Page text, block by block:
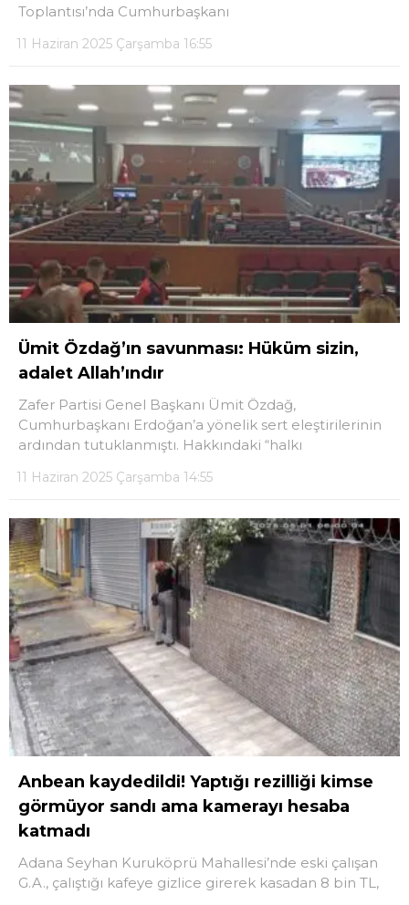
Toplantısı’nda Cumhurbaşkanı
11 Haziran 2025 Çarşamba 16:55
Ümit Özdağ’ın savunması: Hüküm sizin,
adalet Allah’ındır
Zafer Partisi Genel Başkanı Ümit Özdağ,
Cumhurbaşkanı Erdoğan’a yönelik sert eleştirilerinin
ardından tutuklanmıştı. Hakkındaki “halkı
11 Haziran 2025 Çarşamba 14:55
Anbean kaydedildi! Yaptığı rezilliği kimse
görmüyor sandı ama kamerayı hesaba
katmadı
Adana Seyhan Kuruköprü Mahallesi’nde eski çalışan
G.A., çalıştığı kafeye gizlice girerek kasadan 8 bin TL,